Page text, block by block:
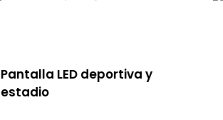
Pantalla LED deportiva y
estadio